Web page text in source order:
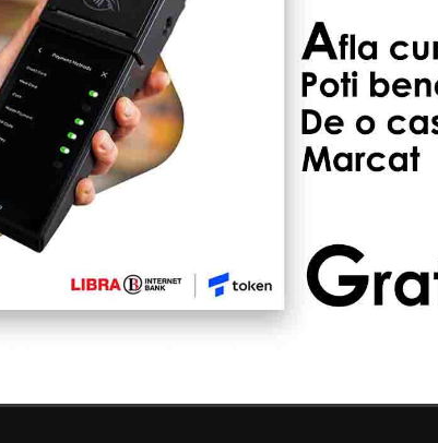
-02 IDS Series. EloPOS. 1002L. 1502L. 2002L
limitat!